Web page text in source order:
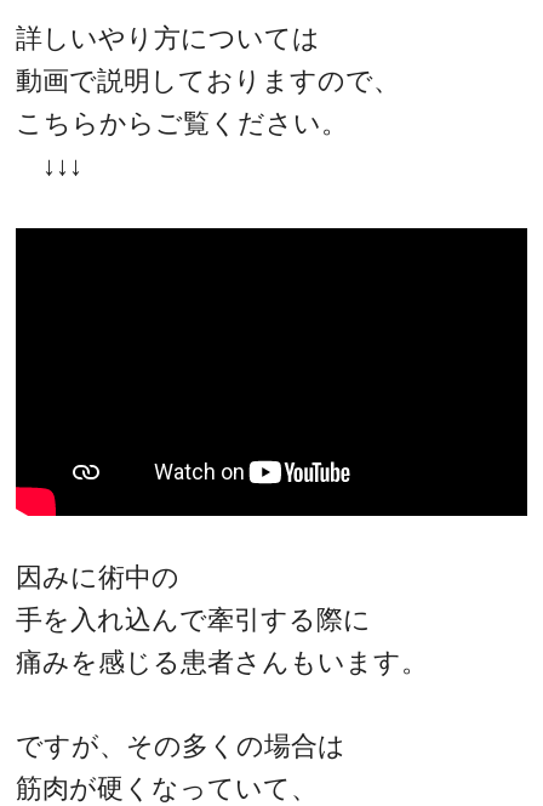
詳しいやり方については
動画で説明しておりますので、
こちらからご覧ください。
↓↓↓
因みに術中の
手を入れ込んで牽引する際に
痛みを感じる患者さんもいます。
ですが、その多くの場合は
筋肉が硬くなっていて、